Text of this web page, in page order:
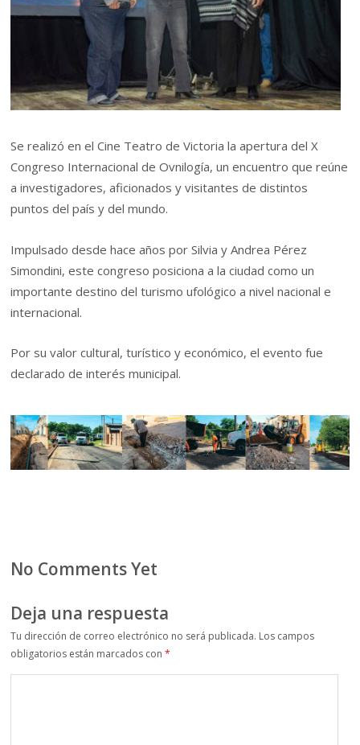
Se realizó en el Cine Teatro de Victoria la apertura del X
Congreso Internacional de Ovnilogía, un encuentro que reúne
a investigadores, aficionados y visitantes de distintos
puntos del país y del mundo.
Impulsado desde hace años por Silvia y Andrea Pérez
Simondini, este congreso posiciona a la ciudad como un
importante destino del turismo ufológico a nivel nacional e
internacional.
Por su valor cultural, turístico y económico, el evento fue
declarado de interés municipal.
No Comments Yet
Deja una respuesta
Tu dirección de correo electrónico no será publicada. Los campos
obligatorios están marcados con*